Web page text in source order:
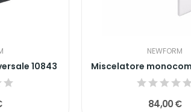
10843
NEWFORM
84,00 €